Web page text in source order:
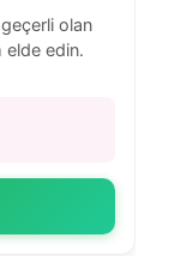
olan
elde edin.